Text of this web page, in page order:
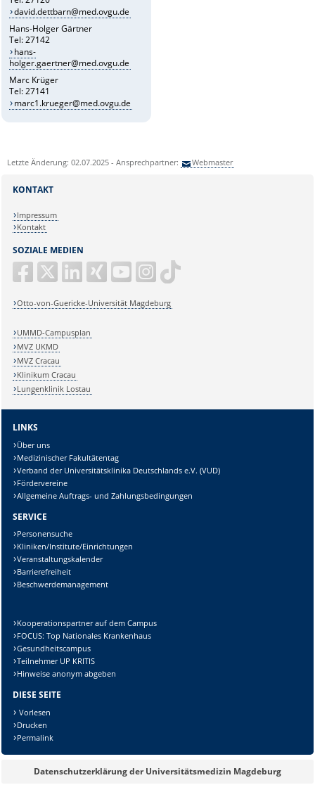
david.dettbarn@med.ovgu.de
Hans-Holger Gärtner
Tel: 27142
hans-
holger.gaertner@med.ovgu.de
Marc Krüger
Tel: 27141
marc1.krueger@med.ovgu.de
Letzte Änderung: 02.07.2025 - Ansprechpartner: Webmaster
SOZIALE MEDIEN
Otto-von-Guericke-Universität Magdeburg
KONTAKT
Impressum
Kontakt
UMMD-Campusplan
MVZ UKMD
MVZ Cracau
Klinikum Cracau
Lungenklinik Lostau
LINKS
Über uns
Medizinischer Fakultätentag
Verband der Universitätsklinika Deutschlands e.V. (VUD)
Fördervereine
Allgemeine Auftrags- und Zahlungsbedingungen
SERVICE
Personensuche
Kliniken/Institute/Einrichtungen
Veranstaltungskalender
Barrierefreiheit
Beschwerdemanagement
Kooperationspartner auf dem Campus
FOCUS: Top Nationales Krankenhaus
Gesundheitscampus
Teilnehmer UP KRITIS
Hinweise anonym abgeben
DIESE SEITE
Vorlesen
Drucken
Permalink
Datenschutzerklärung der Universitätsmedizin Magdeburg